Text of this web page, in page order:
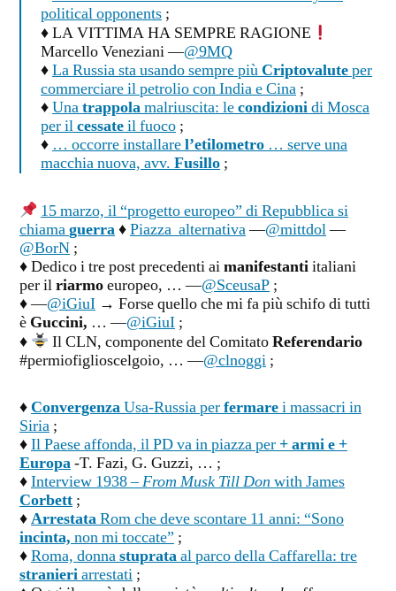
political opponents ;
♦ LA VITTIMA HA SEMPRE RAGIONE
Marcello Veneziani —@9MQ
♦La Russia sta usando sempre piùCriptovaluteper
commerciare il petrolio con India e Cina ;
♦Unatrappolamalriuscita: lecondizionidi Mosca
per ilcessateil fuoco ;
♦ … occorre installarel’etilometro … serve una
macchia nuova, avv. Fusillo ;
15 marzo, il “progetto europeo” di Repubblica si
chiamaguerra♦Piazza alternativa—@mittdol—
@BorN ;
♦ Dedico i tre post precedenti aimanifestantiitaliani
per ilriarmoeuropeo, … —@SceusaP ;
♦ —@iGiuI → Forse quello che mi fa più schifo di tutti
è Guccini, … —@iGiuI ;
♦
Il CLN, componente del ComitatoReferendario
#permiofiglioscelgoio, … —@clnoggi ;
♦ConvergenzaUsa-Russia perfermarei massacri in
Siria ;
♦Il Paese affonda, il PD va in piazza per + armi e +
Europa-T. Fazi, G. Guzzi, … ;
♦Interview 1938 –From Musk Till Don with James
Corbett ;
♦ArrestataRom che deve scontare 11 anni: “Sono
incinta, non mi toccate” ;
♦Roma, donnastuprataal parco della Caffarella: tre
stranieriarrestati ;